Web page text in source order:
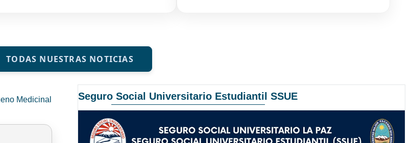
TODAS NUESTRAS NOTICIAS
Medicinal
Seguro Social Universitario Estudiantil SSUE